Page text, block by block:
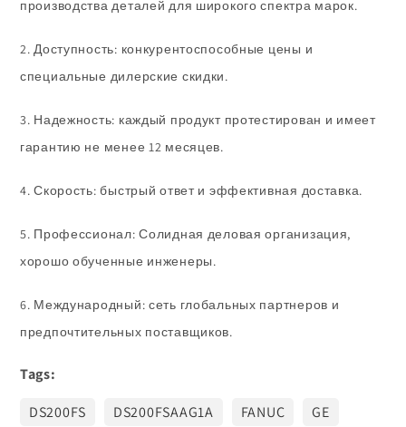
производства деталей для широкого спектра марок.
2. Доступность: конкурентоспособные цены и
специальные дилерские скидки.
3. Надежность: каждый продукт протестирован и имеет
гарантию не менее 12 месяцев.
4. Скорость: быстрый ответ и эффективная доставка.
5. Профессионал: Солидная деловая организация,
хорошо обученные инженеры.
6. Международный: сеть глобальных партнеров и
предпочтительных поставщиков.
Tags:
DS200FS
DS200FSAAG1A FANUC GE